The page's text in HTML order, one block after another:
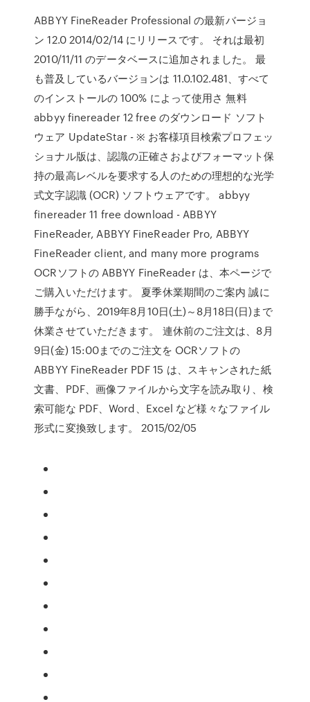
ABBYY FineReader Professional の最新バージョ
ン 12.0 2014/02/14 にリリースです。 それは最初
2010/11/11 のデータベースに追加されました。 最
も普及しているバージョンは 11.0.102.481、すべて
のインストールの 100% によって使用さ 無料
abbyy finereader 12 free のダウンロード ソフト
ウェア UpdateStar - ※ お客様項目検索プロフェッ
ショナル版は、認識の正確さおよびフォーマット保
持の最高レベルを要求する人のための理想的な光学
式文字認識 (OCR) ソフトウェアです。 abbyy
finereader 11 free download - ABBYY
FineReader, ABBYY FineReader Pro, ABBYY
FineReader client, and many more programs
OCRソフトの ABBYY FineReader は、本ページで
ご購入いただけます。 夏季休業期間のご案内 誠に
勝手ながら、2019年8月10日(土)～8月18日(日)まで
休業させていただきます。 連休前のご注文は、8月
9日(金) 15:00までのご注文を OCRソフトの
ABBYY FineReader PDF 15 は、スキャンされた紙
文書、PDF、画像ファイルから文字を読み取り、検
索可能な PDF、Word、Excel など様々なファイル
形式に変換致します。 2015/02/05